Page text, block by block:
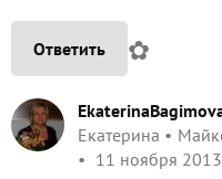
Ответить ✿
Екатерина
11 ноября